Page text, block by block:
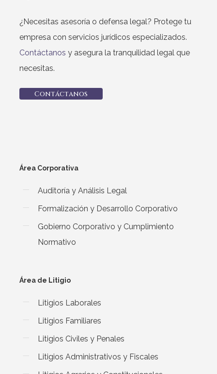
¿Necesitas asesoría o defensa legal? Protege tu
empresa con servicios jurídicos especializados.
Contáctanos y asegura la tranquilidad legal que
necesitas.
Contáctanos
Área Corporativa
Auditoría y Análisis Legal
Formalización y Desarrollo Corporativo
Gobierno Corporativo y Cumplimiento
Normativo
Área de Litigio
Litigios Laborales
Litigios Familiares
Litigios Civiles y Penales
Litigios Administrativos y Fiscales